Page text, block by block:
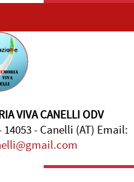
VIVA CANELLI ODV
- Canelli (AT) Email: